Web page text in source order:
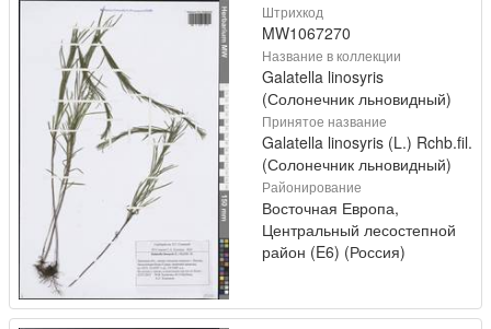
Штрихкод
MW1067270
Название в коллекции
Galatella linosyris
(Солонечник льновидный)
Принятое название
Galatella linosyris (L.) Rchb.fil.
(Солонечник льновидный)
Районирование
Восточная Европа,
Центральный лесостепной
район (E6) (Россия)